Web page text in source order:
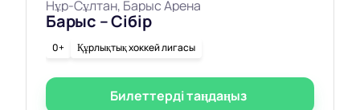
Нұр-Сұлтан, Барыс Арена
Барыс – Сібір
0+ Құрлықтық хоккей лигасы
Билеттерді таңдаңыз